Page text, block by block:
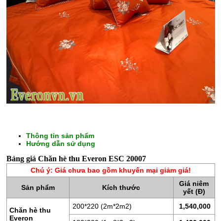
GỐI
ĐỆM
BÔNG
ĐỆM
Thông tin sản phẩm
Hướng dẫn sử dụng
Bảng giá Chăn hè thu Everon ESC 20007
Chú ý: Giá chưa bao gồm khuyến mại giảm giá!
Sản phẩm Kích thước
Giá niêm
yết (Đ)
Chăn hè thu
Everon
200*220 (2m*2m2) 1,540,000